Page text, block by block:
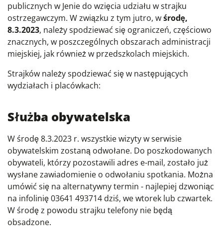
publicznych w Jenie do wzięcia udziału w strajku
ostrzegawczym. W związku z tym jutro, wśrodę,
8.3.2023, należy spodziewać się ograniczeń, częściowo
znacznych, w poszczególnych obszarach administracji
miejskiej, jak również w przedszkolach miejskich.
Strajków należy spodziewać się w następujących
wydziałach i placówkach:
Służba obywatelska
W środę 8.3.2023 r. wszystkie wizyty w serwisie
obywatelskim zostaną odwołane. Do poszkodowanych
obywateli, którzy pozostawili adres e-mail, zostało już
wysłane zawiadomienie o odwołaniu spotkania. Można
umówić się na alternatywny termin - najlepiej dzwoniąc
na infolinię 03641 493714 dziś, we wtorek lub czwartek.
W środę z powodu strajku telefony nie będą
obsadzone.